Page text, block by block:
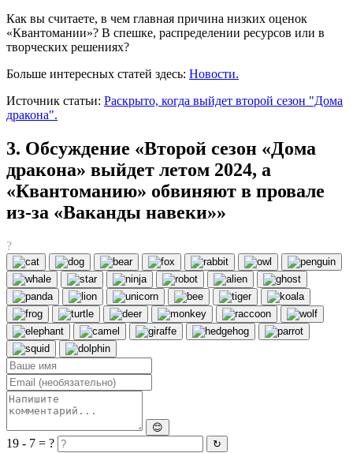
Как вы считаете, в чем главная причина низких оценок
«Квантомании»? В спешке, распределении ресурсов или в
творческих решениях?
Больше интересных статей здесь: Новости.
Источник статьи: Раскрыто, когда выйдет второй сезон "Дома
дракона".
3. Обсуждение «Второй сезон «Дома
дракона» выйдет летом 2024, а
«Квантоманию» обвиняют в провале
из-за «Ваканды навеки»»
?
😊
19 - 7 = ? ↻